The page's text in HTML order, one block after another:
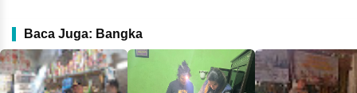
Baca Juga: Bangka